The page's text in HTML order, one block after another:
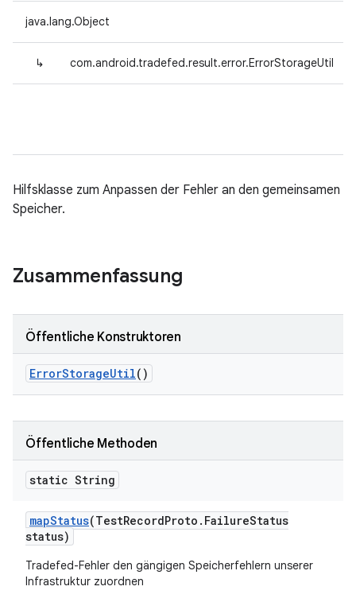
java.lang.Object
↳ com.android.tradefed.result.error.ErrorStorageUtil
Hilfsklasse zum Anpassen der Fehler an den gemeinsamen
Speicher.
Zusammenfassung
Öffentliche Konstruktoren
ErrorStorageUtil()
Öffentliche Methoden
static String
mapStatus(TestRecordProto . FailureStatus
status)
Tradefed-Fehler den gängigen Speicherfehlern unserer
Infrastruktur zuordnen